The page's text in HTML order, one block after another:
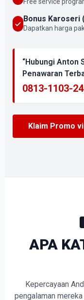
Bonus Karoseri
Dapatkan harga
“Hubungi Anton
Penawaran
0813-1103-
Klaim Promo
APA
Kepercayaan
pengalaman